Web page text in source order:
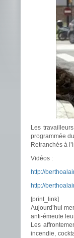
Les
programmée
Retranchés à
Vidéos :
http://
http://
[print_link]
Aujourd’hui
anti-émeute
Les
incendie,